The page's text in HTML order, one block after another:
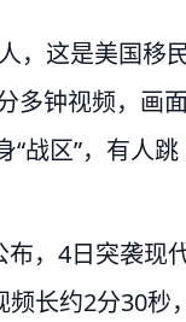
，这是美国移
多钟视频，画
战区”，有人跳
，4日突袭现
频长约2分30秒